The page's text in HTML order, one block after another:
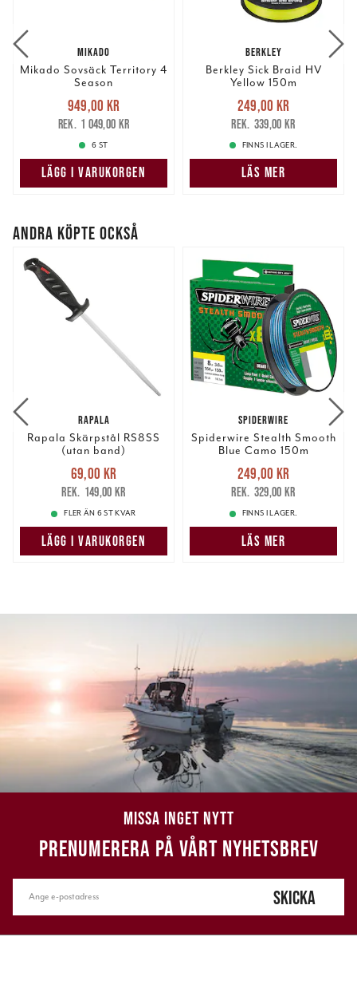
MIKADO
Mikado Sovsäck Territory 4
Season
Nuvarande pris
949,00 krTidigare pris
1 049,00 kr
949,00 kr
1 049,00 kr
6 ST
LÄGG I VARUKORGEN
BERKLEY
Berkley Sick Braid HV
Yellow 150m
Nuvarande pris
249,00 krTidigare pris
339,00 kr
249,00 kr
339,00 kr
FINNS I LAGER.
LÄS MER
ANDRA KÖPTE OCKSÅ
RAPALA
Rapala Skärpstål RS8SS
(utan band)
Nuvarande pris
69,00 krTidigare pris
149,00 kr
69,00 kr
149,00 kr
FLER ÄN 6 ST KVAR
LÄGG I VARUKORGEN
SPIDERWIRE
Spiderwire Stealth Smooth
Blue Camo 150m
Nuvarande pris
249,00 krTidigare pris
329,00 kr
249,00 kr
329,00 kr
FINNS I LAGER.
LÄS MER
MISSA INGET NYTT
PRENUMERERA PÅ VÅRT NYHETSBREV
SKICKA